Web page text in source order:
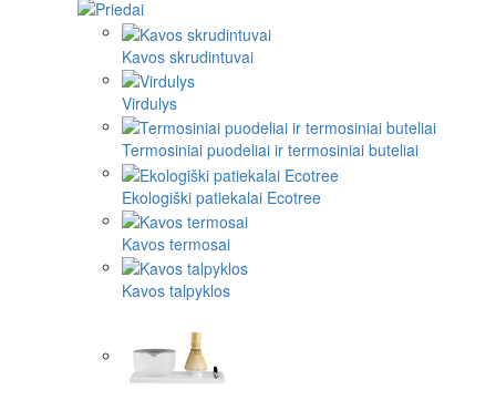
Kavos skrudintuvai
Virdulys
Termosiniai puodeliai ir termosiniai buteliai
Ekologiški patiekalai Ecotree
Kavos termosai
Kavos talpyklos